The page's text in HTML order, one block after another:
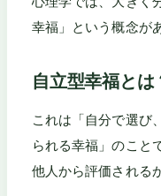
幸福」という概念が
自立型幸福とは
これは「自分で選び
られる幸福」のこと
他人から評価される